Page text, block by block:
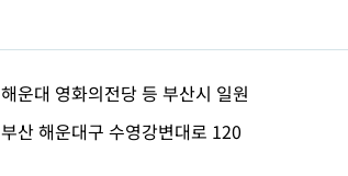
해운대 영화의전당 등 부산시 일원
부산 해운대구 수영강변대로 120